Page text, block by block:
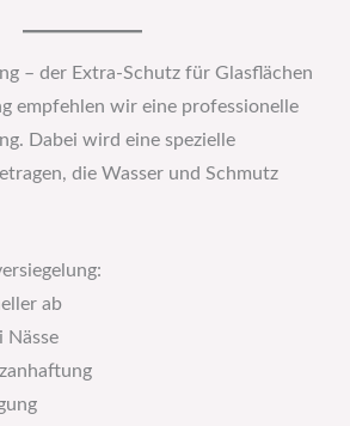
– der Extra-Schutz für Glasflächen
empfehlen wir eine professionelle
Dabei wird eine spezielle
die Wasser und Schmutz
ab
Nässe